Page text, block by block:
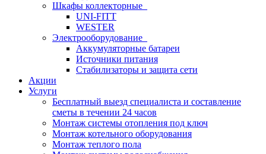
Шкафы коллекторные
UNI-FITT
WESTER
Электрооборудование
Аккумуляторные батареи
Источники питания
Стабилизаторы и защита сети
Акции
Услуги
Бесплатный выезд специалиста и составление
сметы в течении 24 часов
Монтаж системы отопления под ключ
Монтаж котельного оборудования
Монтаж теплого пола